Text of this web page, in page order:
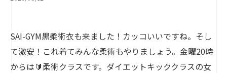
SAI-GYM黒柔術衣も来ました！カッコいいですね。そし
て激安！これ着てみんな柔術もやりましょう。金曜20時
からは🔰柔術クラスです。ダイエットキッククラスの女